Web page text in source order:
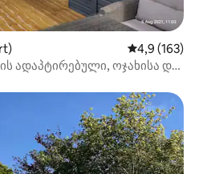
საშუალო
4,9 (163)
ადაპტირებული, ოჯახისა და
ვარიანტი